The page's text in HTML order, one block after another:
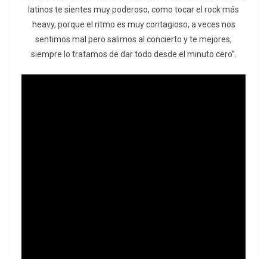
latinos te sientes muy poderoso, como tocar el rock más
heavy, porque el ritmo es muy contagioso, a veces nos
sentimos mal pero salimos al concierto y te mejores,
siempre lo tratamos de dar todo desde el minuto cero”.